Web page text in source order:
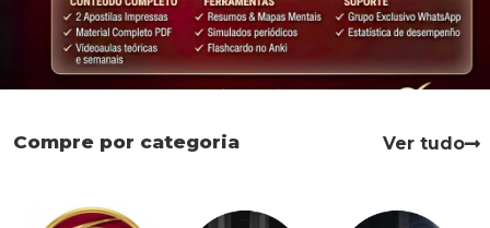
Compre por categoria Ver tudo